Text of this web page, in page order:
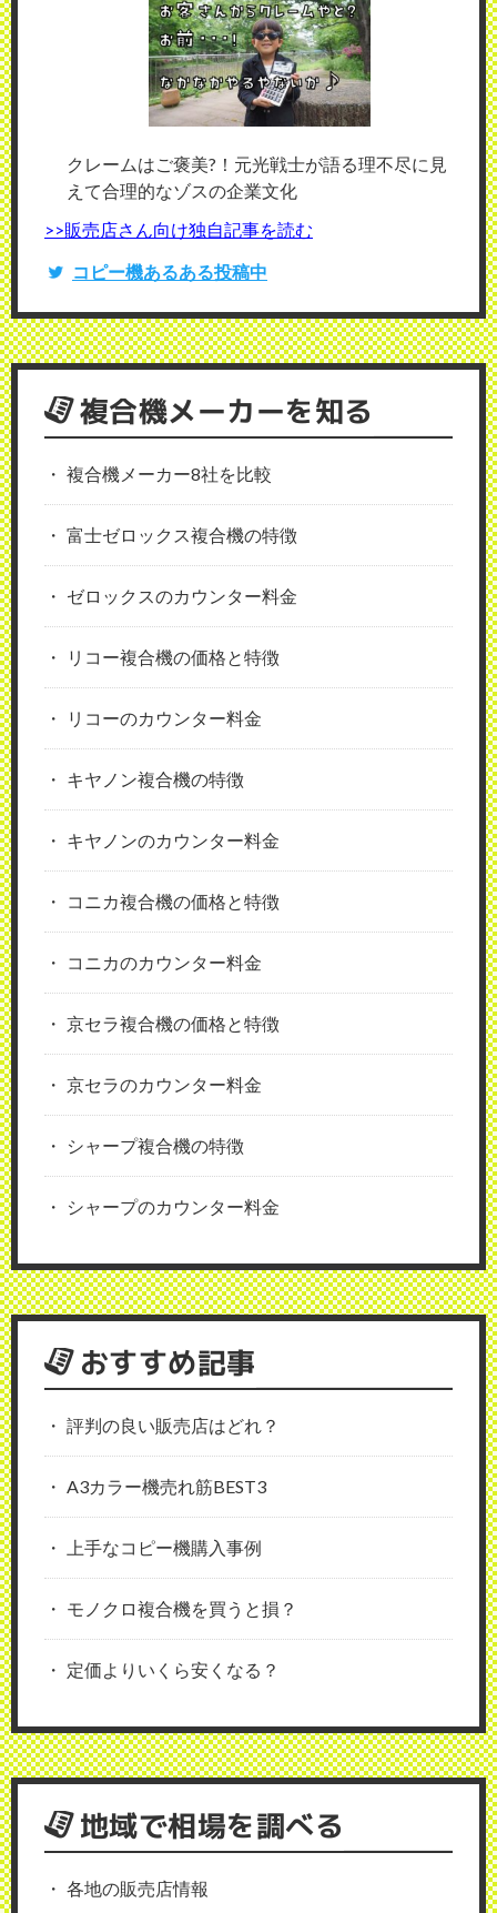
クレームはご褒美?！元光戦士が語る理不尽に見
えて合理的なゾスの企業文化
>>販売店さん向け独自記事を読む
コピー機あるある投稿中
複合機メーカーを知る
複合機メーカー8社を比較
富士ゼロックス複合機の特徴
ゼロックスのカウンター料金
リコー複合機の価格と特徴
リコーのカウンター料金
キヤノン複合機の特徴
キヤノンのカウンター料金
コニカ複合機の価格と特徴
コニカのカウンター料金
京セラ複合機の価格と特徴
京セラのカウンター料金
シャープ複合機の特徴
シャープのカウンター料金
おすすめ記事
評判の良い販売店はどれ？
A3カラー機売れ筋BEST3
上手なコピー機購入事例
モノクロ複合機を買うと損？
定価よりいくら安くなる？
地域で相場を調べる
各地の販売店情報